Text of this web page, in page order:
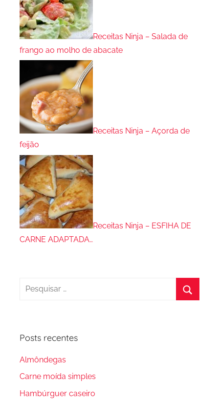
Receitas Ninja – Salada de
frango ao molho de abacate
Receitas Ninja – Açorda de
feijão
Receitas Ninja – ESFIHA DE
CARNE ADAPTADA…
Pesquisar
Posts recentes
Almôndegas
Carne moída simples
Hambúrguer caseiro